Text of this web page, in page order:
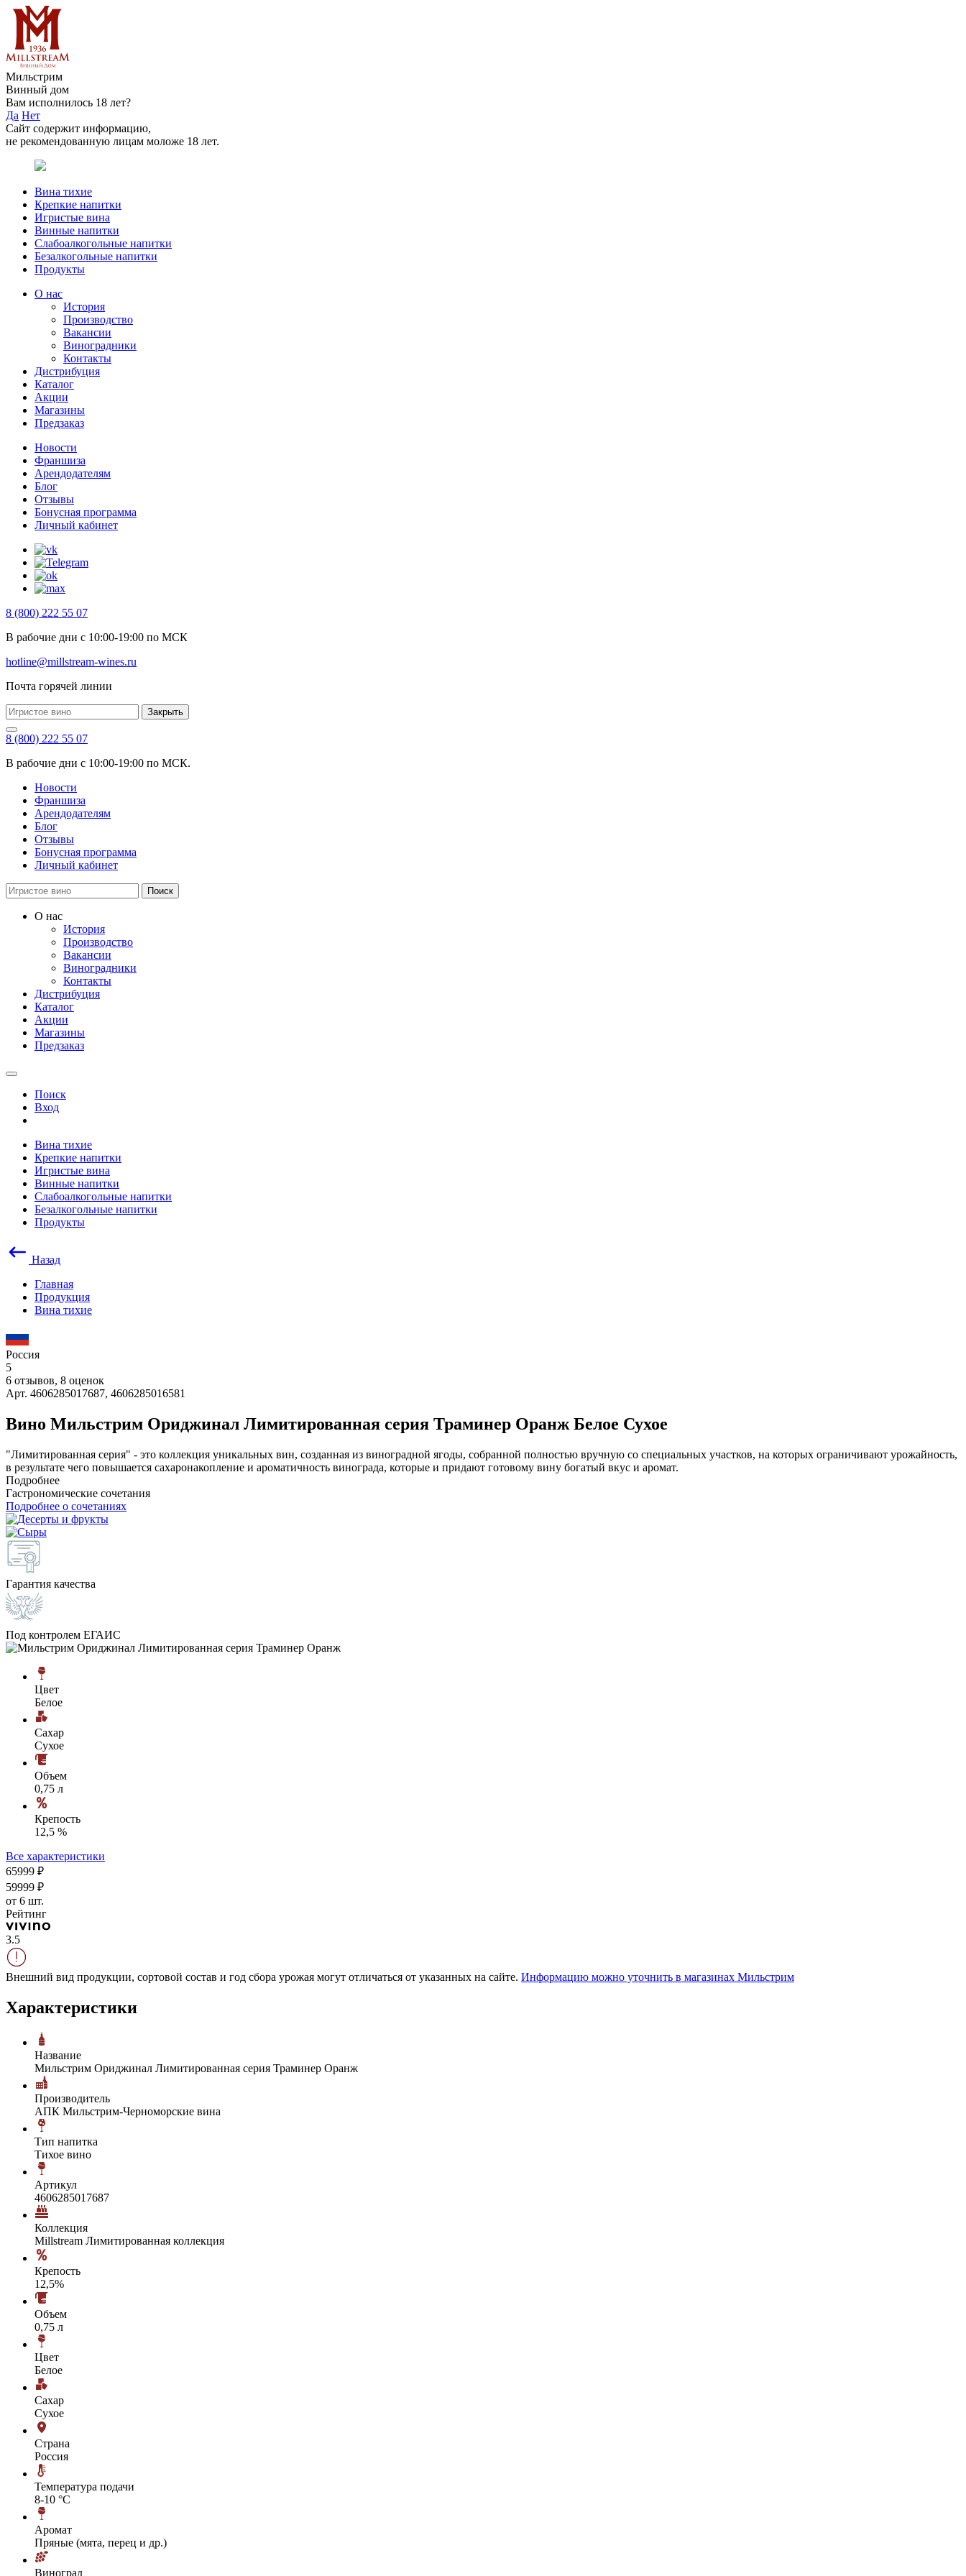
Мильстрим
Винный дом
Вам исполнилось 18 лет?
Да Нет
Сайт содержит информацию,
не рекомендованную лицам моложе 18 лет.
Вина тихие
Крепкие напитки
Игристые вина
Винные напитки
Слабоалкогольные напитки
Безалкогольные напитки
Продукты
О нас
История
Производство
Вакансии
Виноградники
Контакты
Дистрибуция
Каталог
Акции
Магазины
Предзаказ
Новости
Франшиза
Арендодателям
Блог
Отзывы
Бонусная программа
Личный кабинет
8 (800) 222 55 07
В рабочие дни с 10:00-19:00 по МСК
hotline@millstream-wines.ru
Почта горячей линии
Закрыть
8 (800) 222 55 07
В рабочие дни с 10:00-19:00 по МСК.
Новости
Франшиза
Арендодателям
Блог
Отзывы
Бонусная программа
Личный кабинет
Поиск
О нас
История
Производство
Вакансии
Виноградники
Контакты
Дистрибуция
Каталог
Акции
Магазины
Предзаказ
Поиск
Вход
Вина тихие
Крепкие напитки
Игристые вина
Винные напитки
Слабоалкогольные напитки
Безалкогольные напитки
Продукты
Назад
Главная
Продукция
Вина тихие
Россия
5
6 отзывов, 8 оценок
Арт. 4606285017687, 4606285016581
Вино Мильстрим Ориджинал Лимитированная серия Траминер Оранж Белое Сухое
"Лимитированная серия" - это коллекция уникальных вин, созданная из виноградной ягоды, собранной полностью вручную со специальных участков, на которых ограничивают урожайность,
в результате чего повышается сахаронакопление и ароматичность винограда, которые и придают готовому вину богатый вкус и аромат.
Подробнее
Гастрономические сочетания
Подробнее о сочетаниях
Гарантия качества
Под контролем ЕГАИС
Цвет
Белое
Сахар
Сухое
Объем
0,75 л
Крепость
12,5 %
Все характеристики
65999 ₽
59999 ₽
от 6 шт.
Рейтинг
3.5
Внешний вид продукции, сортовой состав и год сбора урожая могут отличаться от указанных на сайте. Информацию можно уточнить в магазинах Мильстрим
Характеристики
Название
Мильстрим Ориджинал Лимитированная серия Траминер Оранж
Производитель
АПК Мильстрим-Черноморские вина
Тип напитка
Тихое вино
Артикул
4606285017687
Коллекция
Millstream Лимитированная коллекция
Крепость
12,5%
Объем
0,75 л
Цвет
Белое
Сахар
Сухое
Страна
Россия
Температура подачи
8-10 °С
Аромат
Пряные (мята, перец и др.)
Виноград